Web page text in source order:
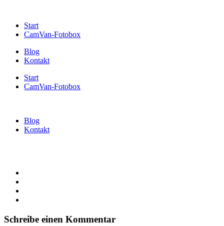
Start
CamVan-Fotobox
Blog
Kontakt
Start
CamVan-Fotobox
Blog
Kontakt
Schreibe einen Kommentar